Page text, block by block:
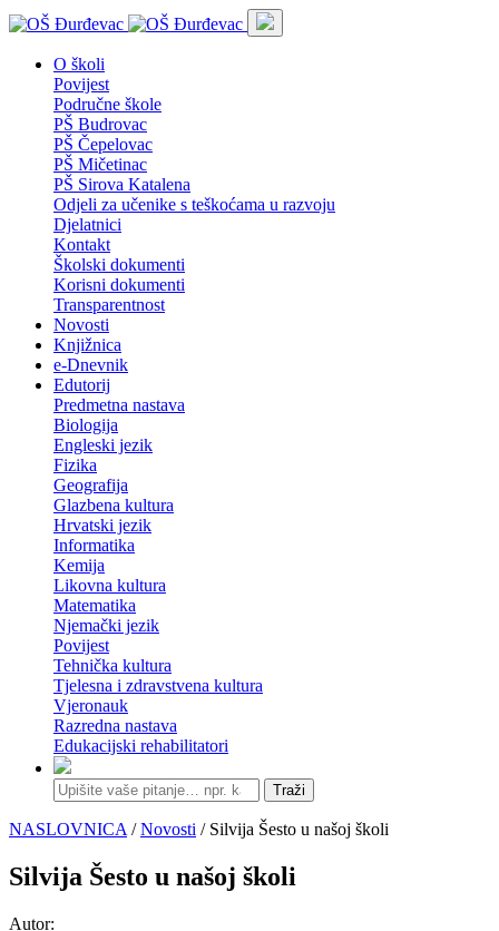
O školi
Povijest
Područne škole
PŠ Budrovac
PŠ Čepelovac
PŠ Mičetinac
PŠ Sirova Katalena
Odjeli za učenike s teškoćama u razvoju
Djelatnici
Kontakt
Školski dokumenti
Korisni dokumenti
Transparentnost
Novosti
Knjižnica
e-Dnevnik
Edutorij
Predmetna nastava
Biologija
Engleski jezik
Fizika
Geografija
Glazbena kultura
Hrvatski jezik
Informatika
Kemija
Likovna kultura
Matematika
Njemački jezik
Povijest
Tehnička kultura
Tjelesna i zdravstvena kultura
Vjeronauk
Razredna nastava
Edukacijski rehabilitatori
Traži
NASLOVNICA /Novosti / Silvija Šesto u našoj školi
Silvija Šesto u našoj školi
Autor: